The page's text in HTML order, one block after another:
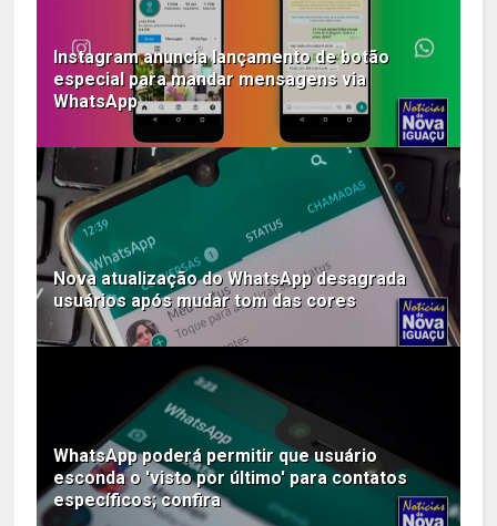
Instagram anuncia lançamento de botão
especial para mandar mensagens via
WhatsApp
Nova atualização do WhatsApp desagrada
usuários após mudar tom das cores
WhatsApp poderá permitir que usuário
esconda o 'visto por último' para contatos
específicos; confira